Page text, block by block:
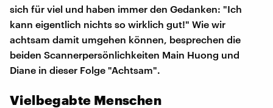
sich für viel und haben immer den Gedanken: "Ich
kann eigentlich nichts so wirklich gut!" Wie wir
achtsam damit umgehen können, besprechen die
beiden Scannerpersönlichkeiten Main Huong und
Diane in dieser Folge "Achtsam".
Vielbegabte Menschen